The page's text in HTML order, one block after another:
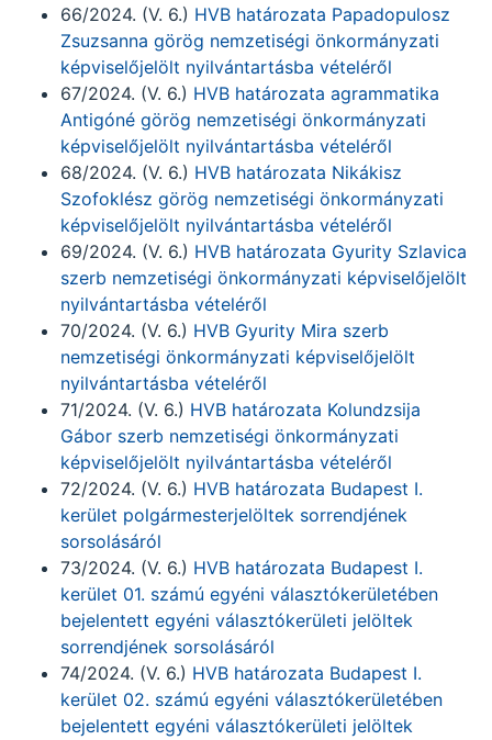
66/2024. (V. 6.) HVB határozata Papadopulosz
Zsuzsanna görög nemzetiségi önkormányzati
képviselőjelölt nyilvántartásba vételéről
67/2024. (V. 6.) HVB határozata agrammatika
Antigóné görög nemzetiségi önkormányzati
képviselőjelölt nyilvántartásba vételéről
68/2024. (V. 6.) HVB határozata Nikákisz
Szofoklész görög nemzetiségi önkormányzati
képviselőjelölt nyilvántartásba vételéről
69/2024. (V. 6.) HVB határozata Gyurity Szlavica
szerb nemzetiségi önkormányzati képviselőjelölt
nyilvántartásba vételéről
70/2024. (V. 6.) HVB Gyurity Mira szerb
nemzetiségi önkormányzati képviselőjelölt
nyilvántartásba vételéről
71/2024. (V. 6.) HVB határozata Kolundzsija
Gábor szerb nemzetiségi önkormányzati
képviselőjelölt nyilvántartásba vételéről
72/2024. (V. 6.) HVB határozata Budapest I.
kerület polgármesterjelöltek sorrendjének
sorsolásáról
73/2024. (V. 6.) HVB határozata Budapest I.
kerület 01. számú egyéni választókerületében
bejelentett egyéni választókerületi jelöltek
sorrendjének sorsolásáról
74/2024. (V. 6.) HVB határozata Budapest I.
kerület 02. számú egyéni választókerületében
bejelentett egyéni választókerületi jelöltek